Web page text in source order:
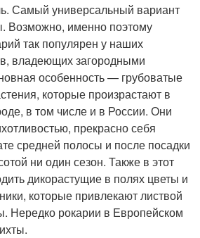
Самый универсальный вариант
Возможно, именно поэтому
так популярен у наших
владеющих загородными
особенность — грубоватые
которые произрастают в
в том числе и в России. Они
прекрасно себя
средней полосы и после посадки
ни один сезон. Также в этот
дикорастущие в полях цветы и
которые привлекают листвой
Нередко рокарии в Европейском